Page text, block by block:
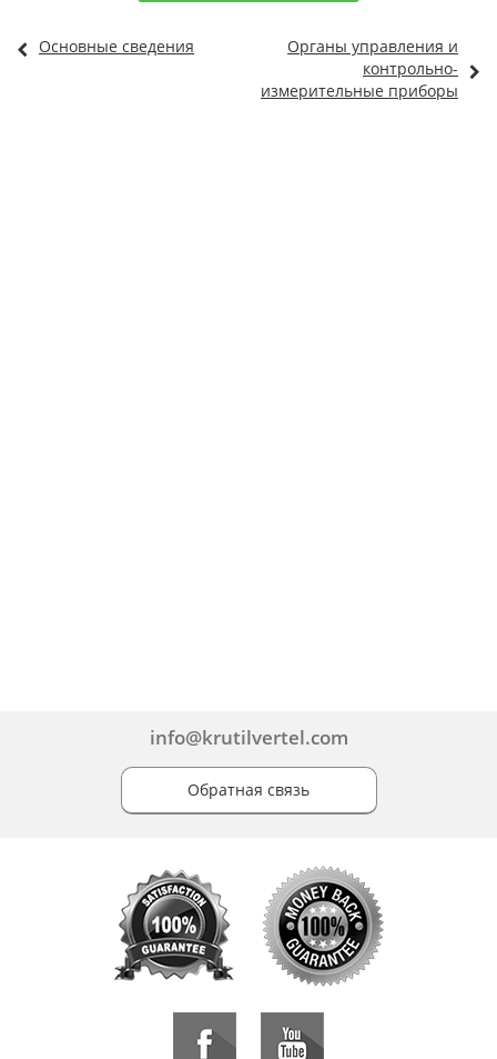
Основные сведения
Органы управления и
контрольно-
измерительные приборы
info@krutilvertel.com
Обратная связь